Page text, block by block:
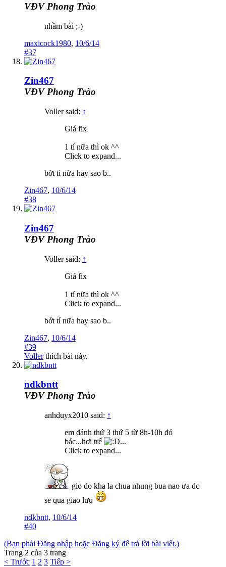
VĐV Phong Trào
nhầm bài ;-)
maxicock1980, 10/6/14
#37
Zin467
VĐV Phong Trào
Voller said: ↑
Giá fix
1 tí nữa thì ok ^^
Click to expand...
bớt tí nữa hay sao b..
Zin467, 10/6/14
#38
Zin467
VĐV Phong Trào
Voller said: ↑
Giá fix
1 tí nữa thì ok ^^
Click to expand...
bớt tí nữa hay sao b..
Zin467, 10/6/14
#39
Vollerthích bài này.
ndkbntt
VĐV Phong Trào
anhduyx2010 said: ↑
em đánh thứ 3 thứ 5 từ 8h-10h đó
bác...hơi trể
...
Click to expand...
gio do kha la chua nhung bua nao ưa dc
se qua giao lưu
ndkbntt, 10/6/14
#40
(Bạn phải Đăng nhập hoặc Đăng ký để trả lời bài viết.)
Trang 2 của 3 trang
< Trước 1 2 3 Tiếp >